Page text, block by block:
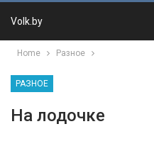
Volk.by
Home Разное
РАЗНОЕ
На лодочке